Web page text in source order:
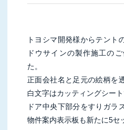
トヨシマ開発様からテント
ドウサインの製作施工の
た。
正面会社名と足元の絵柄を
白文字はカッティングシート
ドア中央下部分をすりガラ
物件案内表示板も新たに5セ